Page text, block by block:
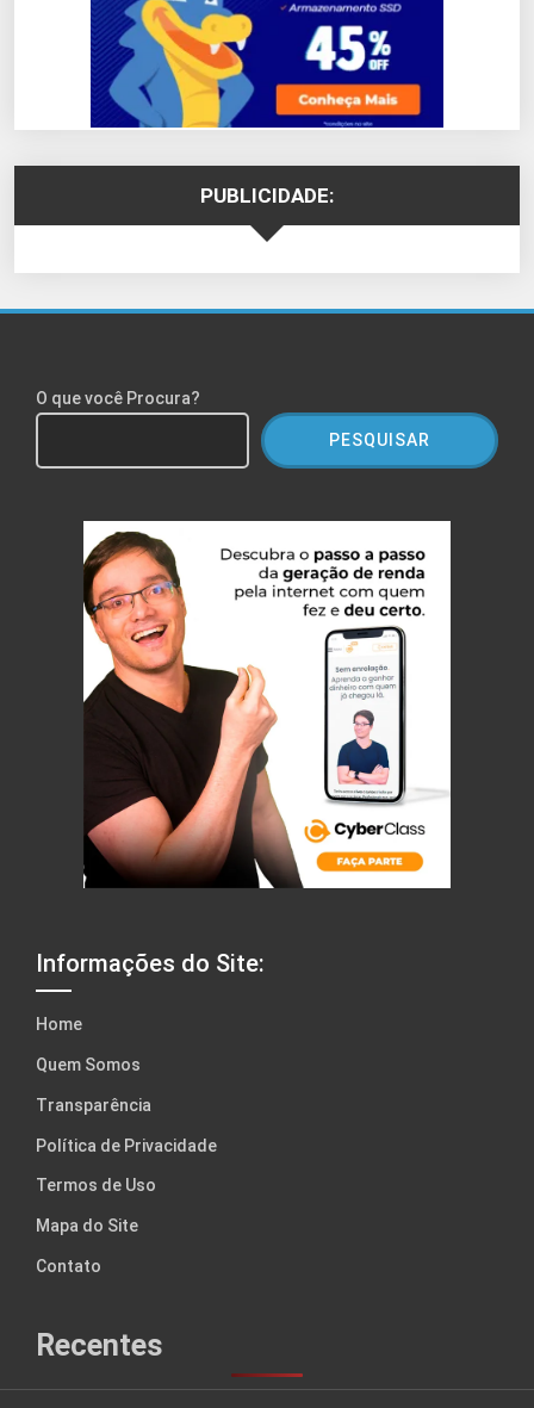
PUBLICIDADE:
O que você Procura?
PESQUISAR
Informações do Site:
Home
Quem Somos
Transparência
Política de Privacidade
Termos de Uso
Mapa do Site
Contato
Recentes